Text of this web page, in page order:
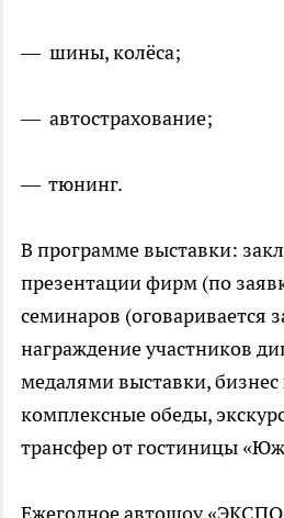
— шины, колёса;
— автострахование;
— тюнинг.
В программе выставки:
презентации фирм (по
семинаров (оговаривается
награждение участников
медалями выставки, бизнес
комплексные обеды,
трансфер от гостиницы